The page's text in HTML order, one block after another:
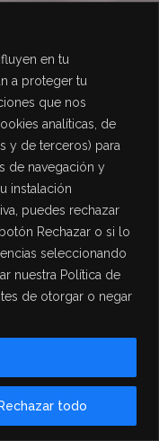
en tu
a proteger tu
que nos
analíticas, de
y de terceros) para
de navegación y
instalación
puedes rechazar
Rechazar o si lo
seleccionando
nuestra Política de
de otorgar o negar
todo